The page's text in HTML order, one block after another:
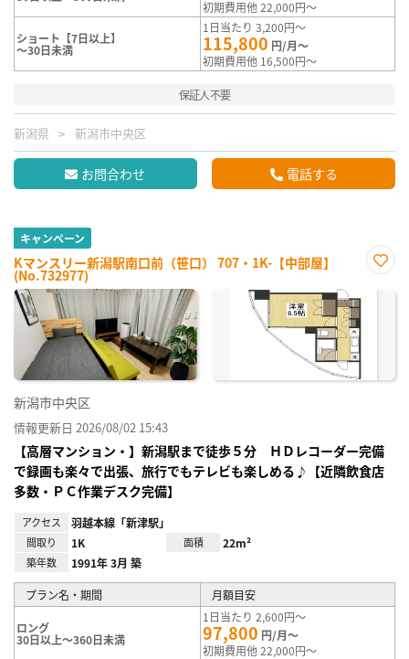
初期費用他 22,000円～
ショート【7日以上】
～30日未満
1日当たり 3,200円～
115,800 円/月～
初期費用他 16,500円～
保証人不要
新潟県 新潟市中央区
お問合わせ 電話する
キャンペーン
Kマンスリー新潟駅南口前（笹口） 707・1K-【中部屋】
(No.732977)
に入
新潟市中央区
情報更新日 2026/08/02 15:43
【高層マンション・】新潟駅まで徒歩５分 ＨＤレコーダー完備
で録画も楽々で出張、旅行でもテレビも楽しめる♪【近隣飲食店
多数・ＰＣ作業デスク完備】
アクセス 羽越本線「新津駅」
間取り 1K 面積 22m²
築年数 1991年 3月 築
プラン名・期間 月額目安
ロング
30日以上～360日未満
1日当たり 2,600円～
97,800 円/月～
初期費用他 22,000円～